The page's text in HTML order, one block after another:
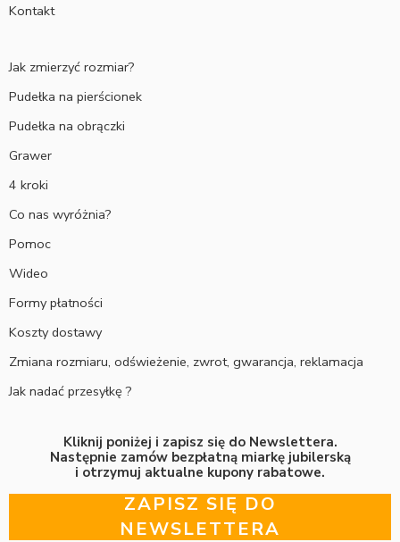
Kontakt
Jak zmierzyć rozmiar?
Pudełka na pierścionek
Pudełka na obrączki
Grawer
4 kroki
Co nas wyróżnia?
Pomoc
Wideo
Formy płatności
Koszty dostawy
Zmiana rozmiaru, odświeżenie, zwrot, gwarancja, reklamacja
Jak nadać przesyłkę ?
Kliknij poniżej i zapisz się do Newslettera.
Następnie zamów bezpłatną miarkę jubilerską
i otrzymuj aktualne kupony rabatowe.
ZAPISZ SIĘ DO
NEWSLETTERA